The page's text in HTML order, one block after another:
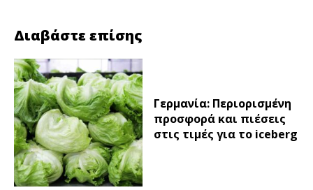
Διαβάστε επίσης
Γερμανία: Περιορισμένη
προσφορά και πιέσεις
στις τιμές για το iceberg